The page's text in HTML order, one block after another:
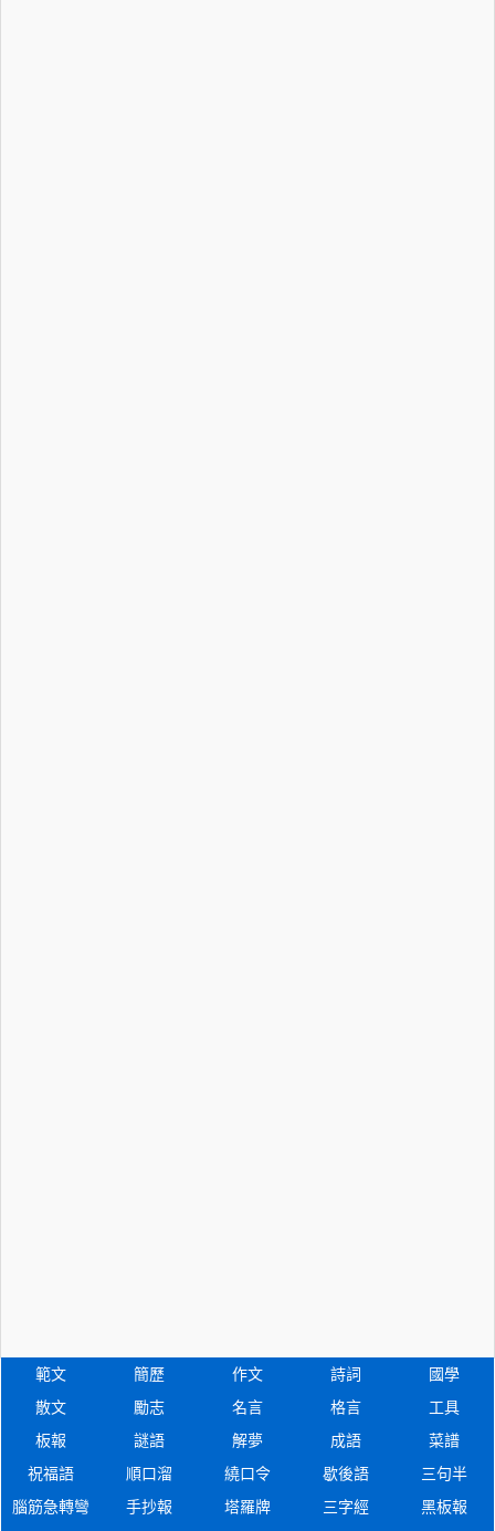
範文 簡歷 作文 詩詞
國學
散文
勵志 名言 格言
工具
板報
謎語 解夢 成語
菜譜
祝福語
順口溜 繞口令 歇後語
三句半
腦筋急轉彎
手抄報 塔羅牌 三字經 黑板報